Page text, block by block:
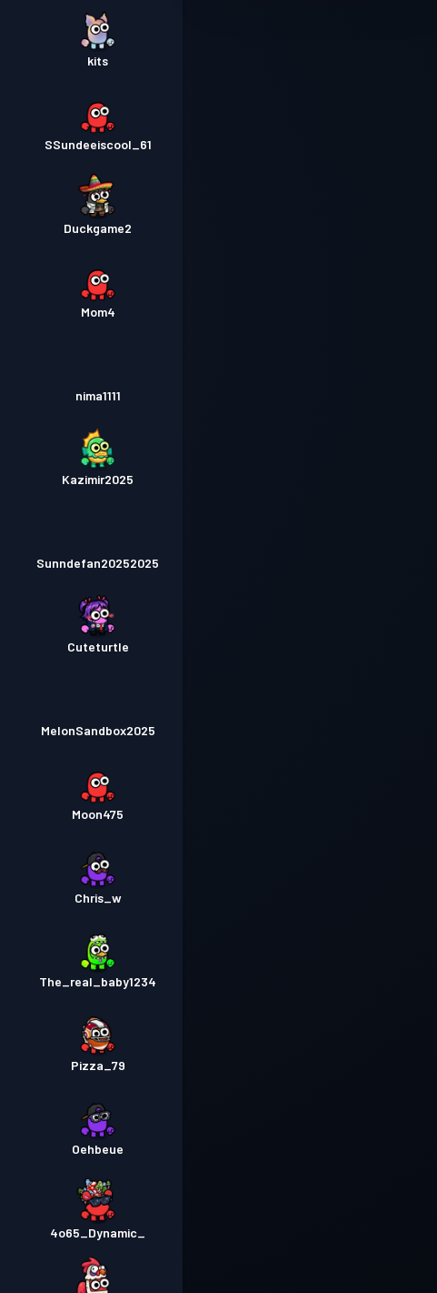
kits
SSundeeiscool_61
Duckgame2
Mom4
nima1111
Kazimir2025
Sunndefan20252025
Cuteturtle
MelonSandbox2025
Moon475
Chris_w
The_real_baby1234
Pizza_79
Oehbeue